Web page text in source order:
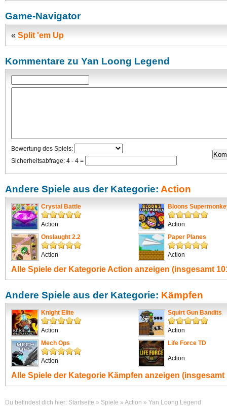
Game-Navigator
« Split 'em Up
Kommentare zu Yan Loong Legend
Bewertung des Spiels:
Sicherheitsabfrage: 4 - 4 =
Andere Spiele aus der Kategorie: Action
Crystal Battle
Action
Bloons
Action
Onslaught 2.2
Action
Paper Planes
Action
Alle Spiele der KategorieAction anzeigen (insgesamt
Andere Spiele aus der Kategorie: Kämpfen
Knight Elite
Action
Squirt Gun Bandits
Action
Mech Ops
Action
Life Force TD
Action
Alle Spiele der Kategorie Kämpfen anzeigen (insgesamt
Du befindest dich hier: Startseite » Spiele » Action » Yan Loong Legend